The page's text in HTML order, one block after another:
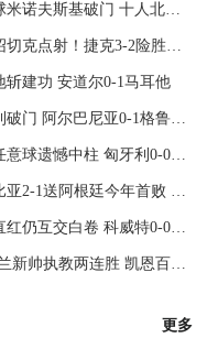
2024年09月11日 欧国联-巴尔迪任意球米诺夫斯基破门 十人北马其顿2-0亚美尼亚
2024年09月11日 欧国联-舒尔茨双响绍切克点射！捷克3-2险胜乌克兰
斩建功 安道尔0-1马耳他
2024年09月11日 欧国联-科科拉什维利破门 阿尔巴尼亚0-1格鲁吉亚
2024年09月11日 欧国联-索博斯洛伊任意球遗憾中柱 匈牙利0-0战平波黑
2024年09月11日 复仇！世预赛-哥伦比亚2-1送阿根廷今年首败 J罗传射奥塔门迪送点
2024年09月11日 世预赛-苏拉卡开局直红仍互交白卷 科威特0-0伊拉克
2024年09月11日 欧国联-英格兰2-0芬兰新帅执教两连胜 凯恩百场里程碑双响
更多